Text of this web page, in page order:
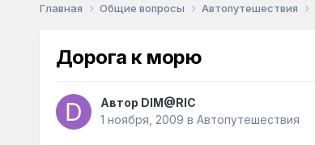
Главная Общие вопросы Автопутешествия
Дорога к морю
Автор DIM@RIC
1 ноября, 2009 в Автопутешествия